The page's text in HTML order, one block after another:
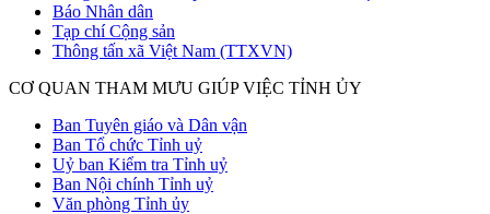
Báo Nhân dân
Tạp chí Cộng sản
Thông tấn xã Việt Nam (TTXVN)
CƠ QUAN THAM MƯU GIÚP VIỆC TỈNH ỦY
Ban Tuyên giáo và Dân vận
Ban Tổ chức Tỉnh uỷ
Uỷ ban Kiểm tra Tỉnh uỷ
Ban Nội chính Tỉnh uỷ
Văn phòng Tỉnh ủy